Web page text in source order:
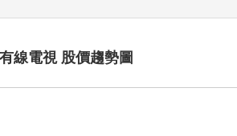
線電視 股價趨勢圖